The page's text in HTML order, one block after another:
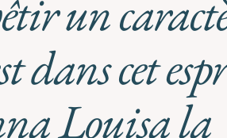
un
dans cet
Louisa la